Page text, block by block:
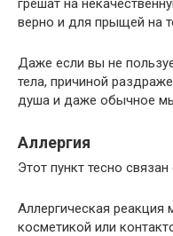
верно и для прыщей на
Даже если вы не
тела, причиной
душа и даже обычное
Аллергия
Этот пункт тесно
Аллергическая
косметикой или